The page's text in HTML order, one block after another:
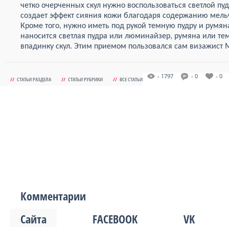
четко очерченных скул нужно воспользоваться светлой
создает эффект сияния кожи благодаря содержанию
Кроме того, нужно иметь под рукой темную пудру и
наносится светлая пудра или люминайзер, румяна или
впадинку скул. Этим приемом пользовался сам визажист
// СТАТЬИ РАЗДЕЛА // СТАТЬИ РУБРИКИ // ВСЕ СТАТЬИ - 1797 - 0 - 0
Комментарии
Сайта
FACEBOOK VK